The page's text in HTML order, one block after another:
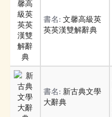
書名: 文馨高級英
英英漢雙解辭典
書名: 新古典文學
大辭典